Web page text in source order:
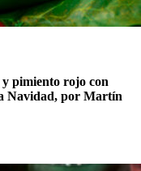
pimiento rojo con
Navidad, por Martín